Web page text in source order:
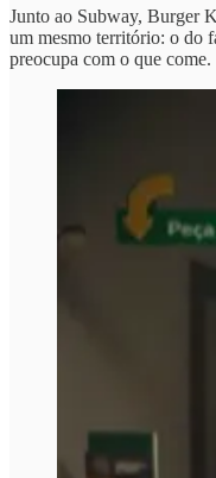
Junto ao Subway, Burger
um mesmo território: o do
preocupa com o que come.